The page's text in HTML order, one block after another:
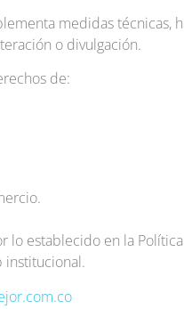
medidas
o divulgación.
de:
establecido en la
institucional.